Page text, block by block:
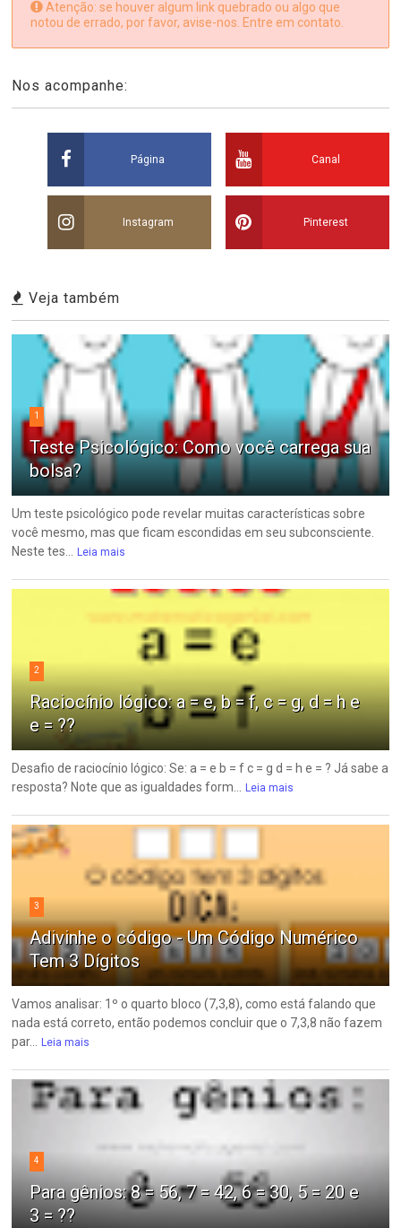
Atenção: se houver algum link quebrado ou algo que
notou de errado, por favor, avise-nos. Entre em contato.
Nos acompanhe:
Página Canal
Instagram Pinterest
Veja também
1
Teste Psicológico: Como você carrega sua
bolsa?
Um teste psicológico pode revelar muitas características sobre
você mesmo, mas que ficam escondidas em seu subconsciente.
Neste tes... Leia mais
2
Raciocínio lógico: a = e, b = f, c = g, d = h e
e = ??
Desafio de raciocínio lógico: Se: a = e b = f c = g d = h e = ? Já sabe a
resposta? Note que as igualdades form... Leia mais
3
Adivinhe o código - Um Código Numérico
Tem 3 Dígitos
Vamos analisar: 1º o quarto bloco (7,3,8), como está falando que
nada está correto, então podemos concluir que o 7,3,8 não fazem
par... Leia mais
4
Para gênios: 8 = 56, 7 = 42, 6 = 30, 5 = 20 e
3 = ??